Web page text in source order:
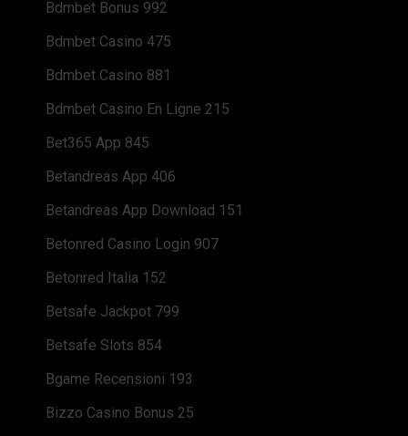
Bdmbet Bonus 992
Bdmbet Casino 475
Bdmbet Casino 881
Bdmbet Casino En Ligne 215
Bet365 App 845
Betandreas App 406
Betandreas App Download 151
Betonred Casino Login 907
Betonred Italia 152
Betsafe Jackpot 799
Betsafe Slots 854
Bgame Recensioni 193
Bizzo Casino Bonus 25